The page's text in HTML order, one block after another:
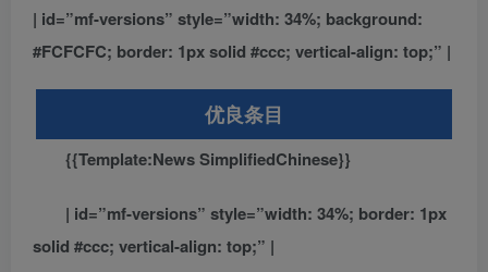
| id=”mf-versions” style=”width: 34%; background:
#FCFCFC; border: 1px solid #ccc; vertical-align: top;” |
优良条目
{{Template:News SimplifiedChinese}}
| id=”mf-versions” style=”width: 34%; border: 1px
solid #ccc; vertical-align: top;” |